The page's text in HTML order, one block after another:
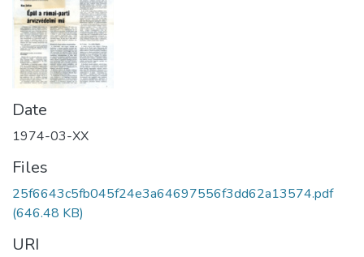
Date
1974-03-XX
Files
25f6643c5fb045f24e3a64697556f3dd62a13574.pdf
(646.48 KB)
URI